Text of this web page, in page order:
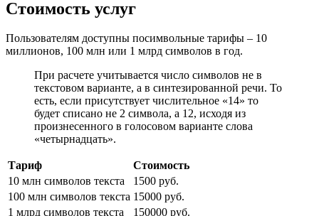
Стоимость услуг
Пользователям доступны посимвольные тарифы – 10
миллионов, 100 млн или 1 млрд символов в год.
При расчете учитывается число символов не в
текстовом варианте, а в синтезированной речи. То
есть, если присутствует числительное «14» то
будет списано не 2 символа, а 12, исходя из
произнесенного в голосовом варианте слова
«четырнадцать».
Тариф
Стоимость
10 млн символов текста
1500 руб.
100 млн символов текста 15000 руб.
1 млрд символов текста
150000 руб.